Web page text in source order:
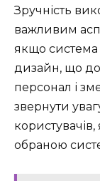
Зручність
важливим
якщо система
дизайн, що
персонал і
звернути
обраною